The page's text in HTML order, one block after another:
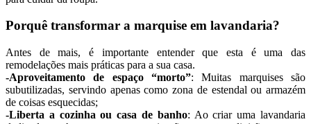
Porquê transformar a marquise em lavandaria?
Antes de mais, é importante entender que esta é uma das
remodelações mais práticas para a sua casa.
-Aproveitamento de espaço “morto”: Muitas marquises são
subutilizadas, servindo apenas como zona de estendal ou armazém
de coisas esquecidas;
-Liberta a cozinha ou casa de banho: Ao criar uma lavandaria